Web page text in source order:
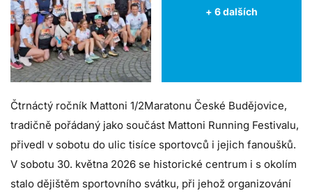
+ 6 dalších
Čtrnáctý ročník Mattoni 1/2Maratonu České Budějovice,
tradičně pořádaný jako součást Mattoni Running Festivalu,
přivedl v sobotu do ulic tisíce sportovců i jejich fanoušků.
V sobotu 30. května 2026 se historické centrum i s okolím
stalo dějištěm sportovního svátku, při jehož organizování